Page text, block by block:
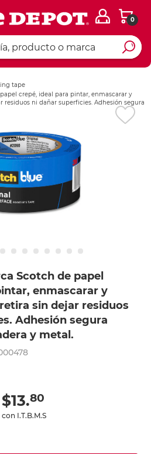
0
tape
crepé, ideal para pintar, enmascarar y
residuos ni dañar superficies. Adhesión segura
Scotch de papel
enmascarar y
sin dejar residuos
Adhesión segura
y metal.
$13.80
con I.T.B.M.S
Ingresar Codigo